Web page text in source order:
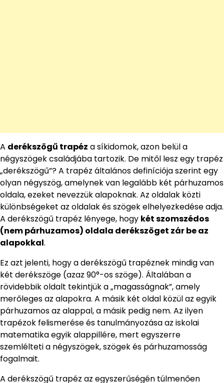
A derékszögű trapéz a síkidomok, azon belül a
négyszögek családjába tartozik. De mitől lesz egy trapéz
„derékszögű”? A trapéz általános definíciója szerint egy
olyan négyszög, amelynek van legalább két párhuzamos
oldala, ezeket nevezzük alapoknak. Az oldalak közti
különbségeket az oldalak és szögek elhelyezkedése adja.
A derékszögű trapéz lényege, hogy két szomszédos
(nem párhuzamos) oldala derékszöget zár be az
alapokkal.
Ez azt jelenti, hogy a derékszögű trapéznek mindig van
két derékszöge (azaz 90°-os szöge). Általában a
rövidebbik oldalt tekintjük a „magasságnak”, amely
merőleges az alapokra. A másik két oldal közül az egyik
párhuzamos az alappal, a másik pedig nem. Az ilyen
trapézok felismerése és tanulmányozása az iskolai
matematika egyik alappillére, mert egyszerre
szemlélteti a négyszögek, szögek és párhuzamosság
fogalmait.
A derékszögű trapéz az egyszerűségén túlmenően